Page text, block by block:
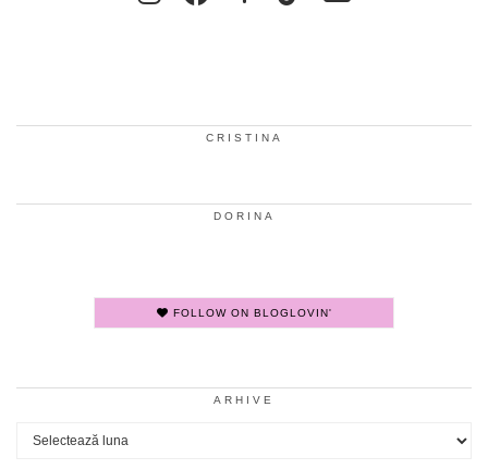
CRISTINA
DORINA
FOLLOW ON BLOGLOVIN'
ARHIVE
Arhive